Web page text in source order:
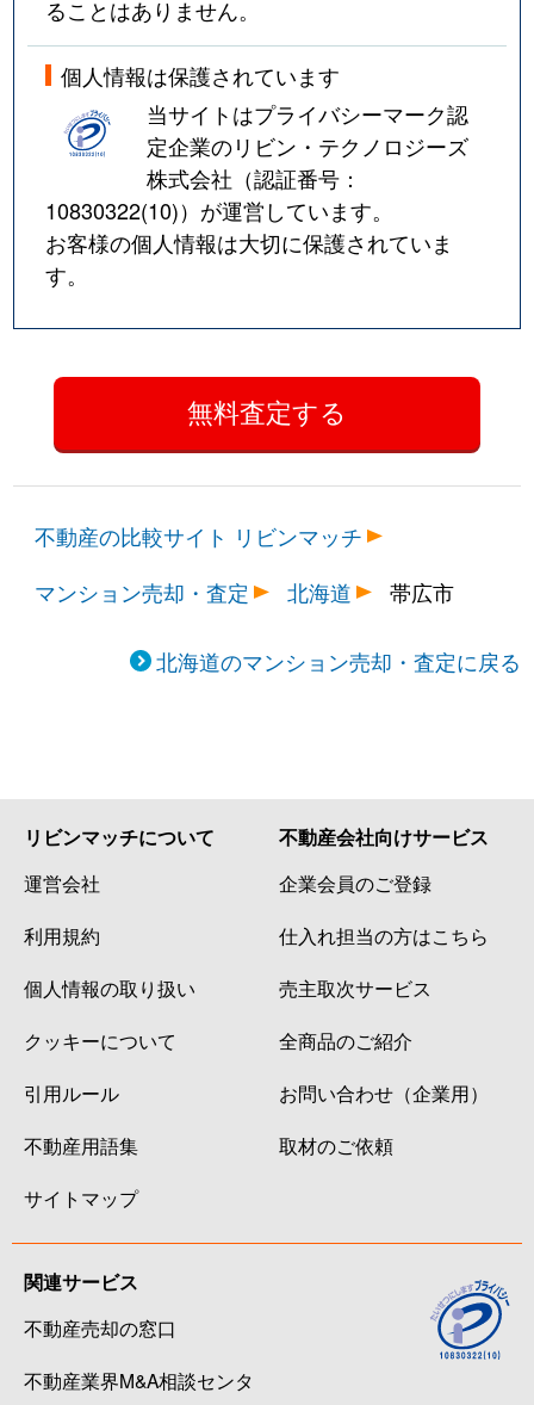
ることはありません。
個人情報は保護されています
当サイトはプライバシーマーク認
定企業のリビン・テクノロジーズ
株式会社（認証番号：
10830322(10)）が運営しています。
お客様の個人情報は大切に保護されていま
す。
不動産の比較サイト リビンマッチ
マンション売却・査定
北海道 帯広市
北海道のマンション売却・査定に戻る
リビンマッチについて
運営会社
利用規約
個人情報の取り扱い
クッキーについて
引用ルール
不動産用語集
サイトマップ
不動産会社向けサービス
企業会員のご登録
仕入れ担当の方はこちら
売主取次サービス
全商品のご紹介
お問い合わせ（企業用）
取材のご依頼
関連サービス
不動産売却の窓口
不動産業界M&A相談センタ